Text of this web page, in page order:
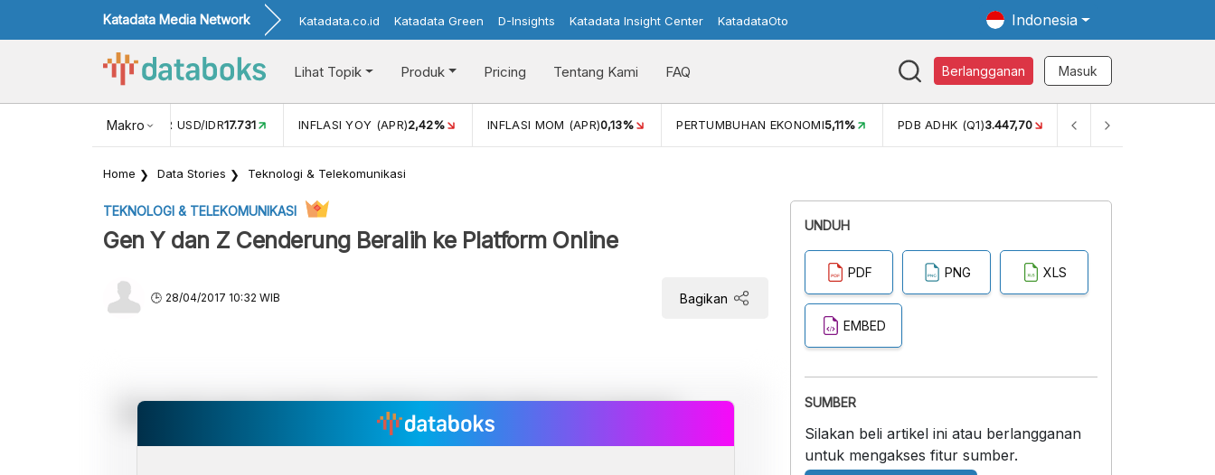
Katadata Media Network Katadata.co.id Katadata Green D-Insights Katadata Insight Center KatadataOto Indonesia
Lihat Topik Produk Pricing Tentang Kami FAQ Berlangganan Masuk
Makro
NILAI TUKAR USD/IDR17.731 INFLASI YOY (APR)2,42% INFLASI MOM (APR)0,13% PERTUMBUHAN EKONOMI5,11% PDB ADHK (Q1)3.447,70 GINI RASIO (SEM2)
Home Data Stories Teknologi & Telekomunikasi
TEKNOLOGI & TELEKOMUNIKASI
Gen Y dan Z Cenderung Beralih ke Platform Online
28/04/2017 10:32 WIB Bagikan
UNDUH
PDF PNG XLS
EMBED
SUMBER
Silakan beli artikel ini atau berlangganan
untuk mengakses fitur sumber.